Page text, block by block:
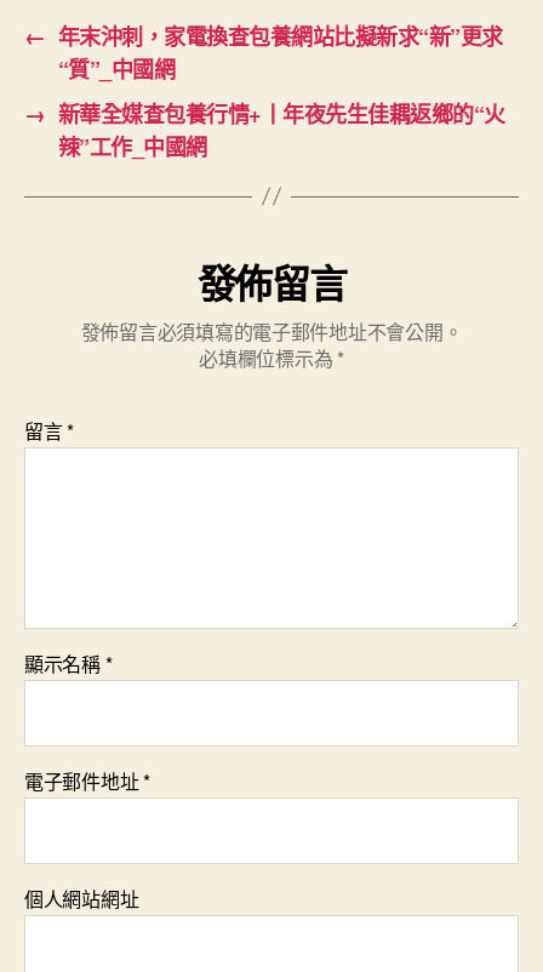
← 年末沖刺，家電換查包養網站比擬新求“新”更求
“質”_中國網
→ 新華全媒查包養行情+丨年夜先生佳耦返鄉的“火
辣”工作_中國網
發佈留言
發佈留言必須填寫的電子郵件地址不會公開。
必填欄位標示為 *
留言*
顯示名稱*
電子郵件地址*
個人網站網址